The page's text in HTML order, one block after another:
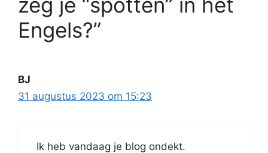
Engels?”
BJ
31 augustus 2023 om 15:23
Ik heb vandaag je blog ondekt.